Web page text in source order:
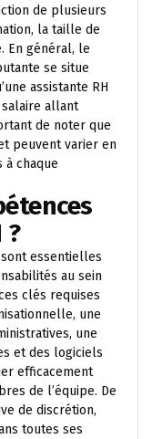
de plusieurs
la taille de
En général, le
se situe
assistante RH
allant
de noter que
peuvent varier en
à chaque
?
sont essentielles
au sein
clés requises
une
une
et des logiciels
efficacement
de l’équipe. De
de discrétion,
toutes ses